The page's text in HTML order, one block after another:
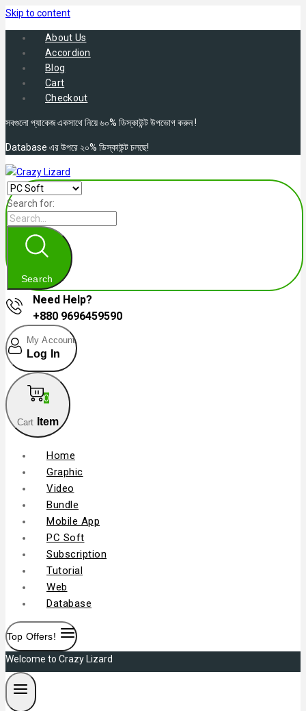
Skip to content
About Us
Accordion
Blog
Cart
Checkout
সবগুলো প্যাকেজ একসাথে নিয়ে ৬০% ডিস্কাউন্ট উপভোগ করুন !
Database এর উপরে ২০% ডিস্কাউন্ট চলছে!
Search for:
Search
Need Help?
+880 9696459590
My Account
Log In
0
Cart Item
Home
Graphic
Video
Bundle
Mobile App
PC Soft
Subscription
Tutorial
Web
Database
Top Offers!
Welcome to Crazy Lizard